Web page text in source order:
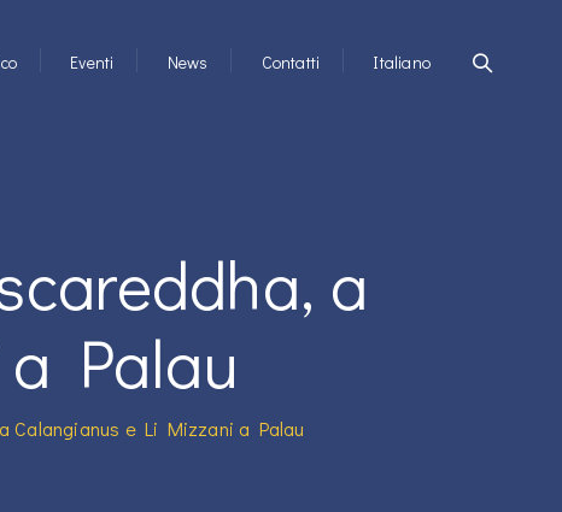
Eventi News Contatti Italiano
a
Palau
Calangianus e Li Mizzani a Palau